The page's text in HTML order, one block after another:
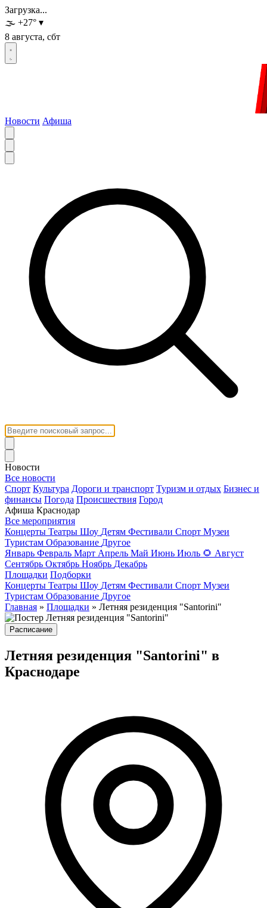
Загрузка...
🌫️ +27° ▾
8 августа, сбт
Новости Афиша
Новости
Все новости
Спорт Культура Дороги и транспорт Туризм и отдых Бизнес и
финансы Погода Происшествия Город
Афиша Краснодар
Все мероприятия
Концерты Театры Шоу Детям Фестивали Спорт Музеи
Туристам Образование Другое
Январь Февраль Март Апрель Май Июнь Июль 🌻 Август
Сентябрь Октябрь Ноябрь Декабрь
Площадки Подборки
Концерты Театры Шоу Детям Фестивали Спорт Музеи
Туристам Образование Другое
Главная » Площадки » Летняя резиденция "Santorini"
Расписание
Летняя резиденция "Santorini" в
Краснодаре